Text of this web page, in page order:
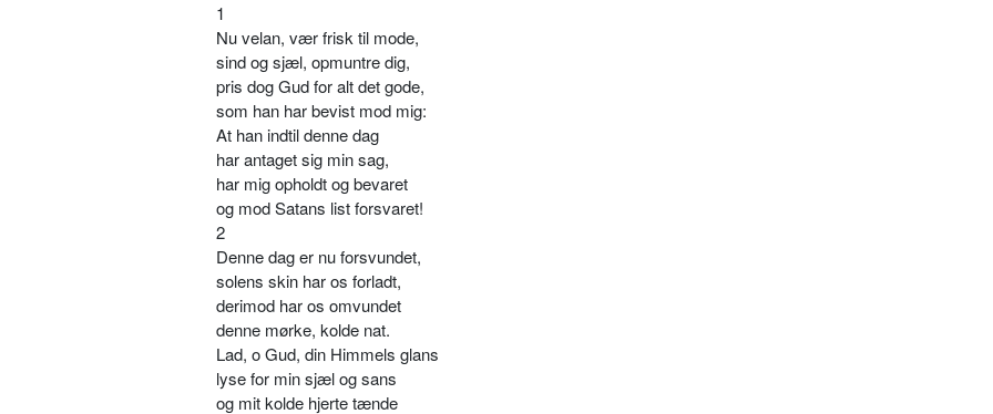
1
Nu velan, vær frisk til mode,
sind og sjæl, opmuntre dig,
pris dog Gud for alt det gode,
som han har bevist mod mig:
At han indtil denne dag
har antaget sig min sag,
har mig opholdt og bevaret
og mod Satans list forsvaret!
2
Denne dag er nu forsvundet,
solens skin har os forladt,
derimod har os omvundet
denne mørke, kolde nat.
Lad, o Gud, din Himmels glans
lyse for min sjæl og sans
og mit kolde hjerte tænde